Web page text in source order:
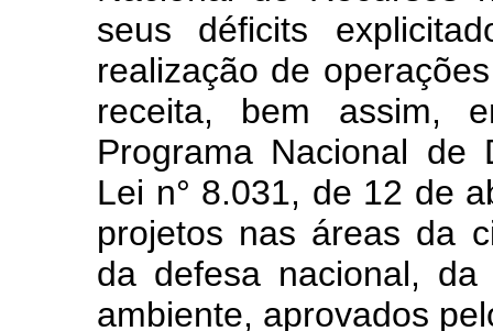
seus déficits
realização de
receita, bem assim,
Programa Nacional de
Lei n° 8.031, de 12 de
projetos nas áreas da
da defesa nacional,
ambiente, aprovados